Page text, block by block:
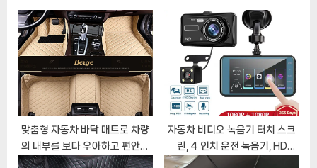
s
P
o
s
t
:
o
s
t
:
맞춤형 자동차 바닥 매트로 차량
의 내부를 보다 우아하고 편안하
게
자동차 비디오 녹음기 터치 스크
린, 4 인치 운전 녹음기, HD
1080P 듀얼 렌즈, 전면 및 후면